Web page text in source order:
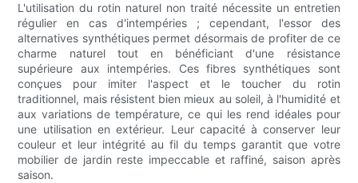
L'utilisation du rotin naturel non traité nécessite un entretien
régulier en cas d'intempéries ; cependant, l'essor des
alternatives synthétiques permet désormais de profiter de ce
charme naturel tout en bénéficiant d'une résistance
supérieure aux intempéries. Ces fibres synthétiques sont
conçues pour imiter l'aspect et le toucher du rotin
traditionnel, mais résistent bien mieux au soleil, à l'humidité et
aux variations de température, ce qui les rend idéales pour
une utilisation en extérieur. Leur capacité à conserver leur
couleur et leur intégrité au fil du temps garantit que votre
mobilier de jardin reste impeccable et raffiné, saison après
saison.